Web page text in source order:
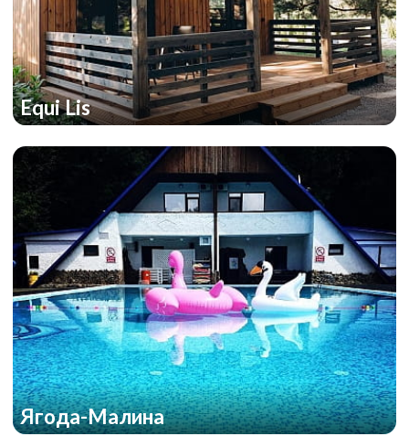
Equi Lis
Ягода-Малина